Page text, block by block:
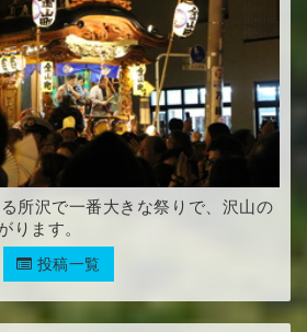
所沢で一番大きな祭りで、沢山の
ります。
投稿一覧